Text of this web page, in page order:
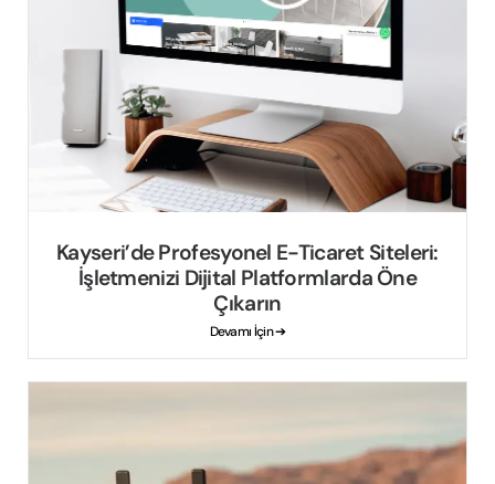
Kayseri’de Profesyonel E-Ticaret Siteleri:
İşletmenizi Dijital Platformlarda Öne
Çıkarın
Devamı İçin ➔